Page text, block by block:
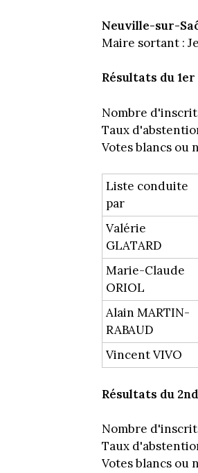
Neuville-sur-
Maire sortant :
Résultats du
Nombre
Taux
Votes blancs ou
Liste conduite
par
Valérie
GLATARD
Marie-Claude
ORIOL
Alain MARTIN-
RABAUD
Vincent VIVO
Résultats du
Nombre
Taux
Votes blancs ou